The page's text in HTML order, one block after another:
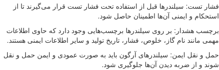
تست: سیلندرها قبل از استفاده تحت فشار تست قرار می‌گیرند تا از
و ایمنی آن‌ها اطمینان حاصل شود.
هشدار: بر روی سیلندرها برچسب‌هایی وجود دارد که حاوی اطلاعات
مانند نام گاز، خلوص، فشار، تاریخ تولید و سایر اطلاعات ایمنی هستند.
و نقل ایمن: سیلندرهای آرگون باید به صورت عمودی و ایمن حمل و نقل
و از ضربه دیدن آن‌ها جلوگیری شود.